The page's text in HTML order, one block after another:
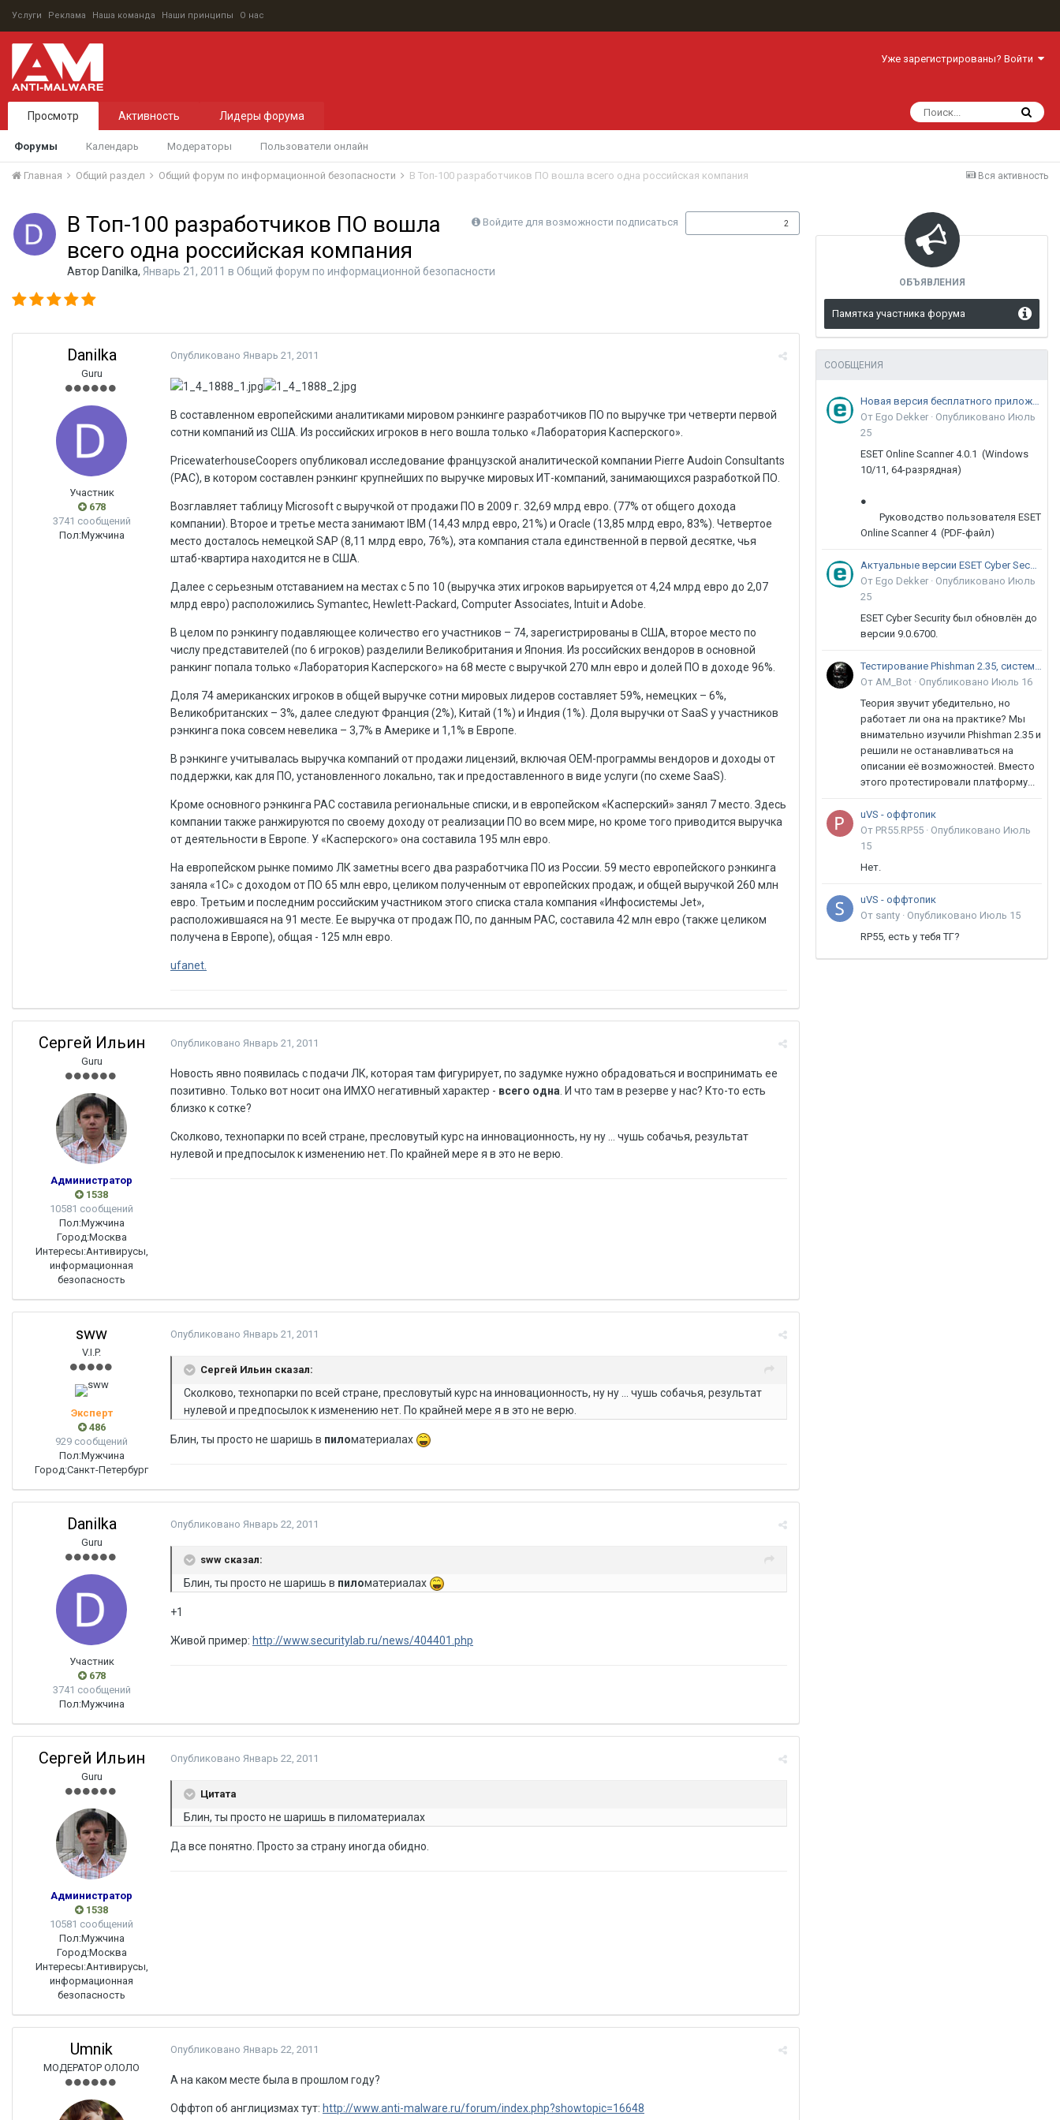
Услуги Реклама Наша команда Наши принципы О нас
Уже зарегистрированы? Войти
Просмотр
Форумы Календарь Модераторы Пользователи онлайн
Активность Лидеры форума
Вся активность
Главная Общий раздел Общий форум по информационной безопасности В Топ-100 разработчиков ПО вошла всего одна российская компания
Войдите для возможности подписаться 2
В Топ-100 разработчиков ПО вошла
всего одна российская компания
Автор Danilka, Январь 21, 2011 в Общий форум по информационной безопасности
Danilka
Guru
Участник
678
3741 сообщений
Пол:Мужчина
Опубликовано Январь 21, 2011
В составленном европейскими аналитиками мировом рэнкинге разработчиков ПО по выручке три четверти первой
сотни компаний из США. Из российских игроков в него вошла только «Лаборатория Касперского».
PricewaterhouseCoopers опубликовал исследование французской аналитической компании Pierre Audoin Consultants
(PAC), в котором составлен рэнкинг крупнейших по выручке мировых ИТ-компаний, занимающихся разработкой ПО.
Возглавляет таблицу Microsoft с выручкой от продажи ПО в 2009 г. 32,69 млрд евро. (77% от общего дохода
компании). Второе и третье места занимают IBM (14,43 млрд евро, 21%) и Oracle (13,85 млрд евро, 83%). Четвертое
место досталось немецкой SAP (8,11 млрд евро, 76%), эта компания стала единственной в первой десятке, чья
штаб-квартира находится не в США.
Далее с серьезным отставанием на местах с 5 по 10 (выручка этих игроков варьируется от 4,24 млрд евро до 2,07
млрд евро) расположились Symantec, Hewlett-Packard, Computer Associates, Intuit и Adobe.
В целом по рэнкингу подавляющее количество его участников – 74, зарегистрированы в США, второе место по
числу представителей (по 6 игроков) разделили Великобритания и Япония. Из российских вендоров в основной
ранкинг попала только «Лаборатория Касперского» на 68 месте с выручкой 270 млн евро и долей ПО в доходе 96%.
Доля 74 американских игроков в общей выручке сотни мировых лидеров составляет 59%, немецких – 6%,
Великобританских – 3%, далее следуют Франция (2%), Китай (1%) и Индия (1%). Доля выручки от SaaS у участников
рэнкинга пока совсем невелика – 3,7% в Америке и 1,1% в Европе.
В рэнкинге учитывалась выручка компаний от продажи лицензий, включая OEM-программы вендоров и доходы от
поддержки, как для ПО, установленного локально, так и предоставленного в виде услуги (по схеме SaaS).
Кроме основного рэнкинга PAC составила региональные списки, и в европейском «Касперский» занял 7 место. Здесь
компании также ранжируются по своему доходу от реализации ПО во всем мире, но кроме того приводится выручка
от деятельности в Европе. У «Касперского» она составила 195 млн евро.
На европейском рынке помимо ЛК заметны всего два разработчика ПО из России. 59 место европейского рэнкинга
заняла «1С» с доходом от ПО 65 млн евро, целиком полученным от европейских продаж, и общей выручкой 260 млн
евро. Третьим и последним российским участником этого списка стала компания «Инфосистемы Jet»,
расположившаяся на 91 месте. Ее выручка от продаж ПО, по данным PAC, составила 42 млн евро (также целиком
получена в Европе), общая - 125 млн евро.
ufanet.
Сергей Ильин
Guru
Администратор
1538
10581 сообщений
Пол:Мужчина
Город:Москва
Интересы:Антивирусы,
информационная
безопасность
Опубликовано Январь 21, 2011
Новость явно появилась с подачи ЛК, которая там фигурирует, по задумке нужно обрадоваться и воспринимать ее
позитивно. Только вот носит она ИМХО негативный характер - всего одна . И что там в резерве у нас? Кто-то есть
близко к сотке?
Сколково, технопарки по всей стране, пресловутый курс на инновационность, ну ну ... чушь собачья, результат
нулевой и предпосылок к изменению нет. По крайней мере я в это не верю.
sww
V.I.P.
Эксперт
486
929 сообщений
Пол:Мужчина
Город:Санкт-Петербург
Опубликовано Январь 21, 2011
Сергей Ильин сказал:
Сколково, технопарки по всей стране, пресловутый курс на инновационность, ну ну ... чушь собачья, результат
нулевой и предпосылок к изменению нет. По крайней мере я в это не верю.
Блин, ты просто не шаришь в пиломатериалах
Danilka
Guru
Участник
678
3741 сообщений
Пол:Мужчина
Опубликовано Январь 22, 2011
sww сказал:
Блин, ты просто не шаришь в пиломатериалах
+1
Живой пример: http://www.securitylab.ru/news/404401.php
Сергей Ильин
Guru
Администратор
1538
10581 сообщений
Пол:Мужчина
Город:Москва
Интересы:Антивирусы,
информационная
безопасность
Опубликовано Январь 22, 2011
Цитата
Блин, ты просто не шаришь в пиломатериалах
Да все понятно. Просто за страну иногда обидно.
Umnik
МОДЕРАТОР ОЛОЛО
Опубликовано Январь 22, 2011
А на каком месте была в прошлом году?
Оффтоп об англицизмах тут: http://www.anti-malware.ru/forum/index.php?showtopic=16648
ОБЪЯВЛЕНИЯ
Памятка участника форума
СООБЩЕНИЯ
Новая версия бесплатного приложения ESET Online Scanner доступна пользователям
От Ego Dekker · Опубликовано Июль
25
ESET Online Scanner 4.0.1 (Windows
10/11, 64-разрядная)
●
Руководство пользователя ESET
Online Scanner 4 (PDF-файл)
Актуальные версии ESET Cyber Security 9
От Ego Dekker · Опубликовано Июль
25
ESET Cyber Security был обновлён до
версии 9.0.6700.
Тестирование Phishman 2.35, системы повышения осведомлённости пользователей в сфере ИБ
От AM_Bot · Опубликовано Июль 16
Теория звучит убедительно, но
работает ли она на практике? Мы
внимательно изучили Phishman 2.35 и
решили не останавливаться на
описании её возможностей. Вместо
этого протестировали платформу...
uVS - оффтопик
От PR55.RP55 · Опубликовано Июль
15
Нет.
uVS - оффтопик
От santy · Опубликовано Июль 15
RP55, есть у тебя ТГ?